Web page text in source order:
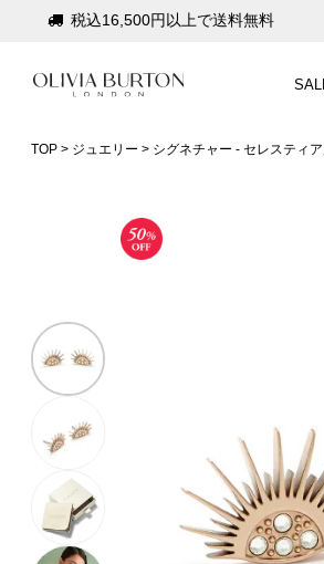
公式パッケージでお届け
公式パッケージでお届け
TOP ジュエリー シグネチャー - セレスティ